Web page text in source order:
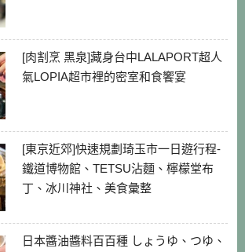
[肉割烹 黑泉]藏身台中LALAPORT超人
氣LOPIA超市裡的密室和食饗宴
[東京近郊]快速規劃琦玉市一日遊行程-
鐵道博物館、TETSU沾麵、檸檬堂布
丁、冰川神社、美食彙整
日本醬油醬料百百種 しょうゆ、つゆ、